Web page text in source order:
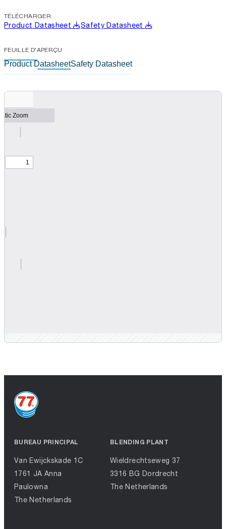
TÉLÉCHARGER
Product Datasheet Safety Datasheet
FEUILLE D'APERÇU
Product DatasheetSafety Datasheet
BUREAU PRINCIPAL
Van Ewijckskade 1C
1761 JA Anna
Paulowna
The Netherlands
BLENDING PLANT
Wieldrechtseweg 37
3316 BG Dordrecht
The Netherlands